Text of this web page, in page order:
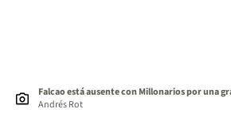
Falcao está ausente con Millonarios por una
Andrés Rot